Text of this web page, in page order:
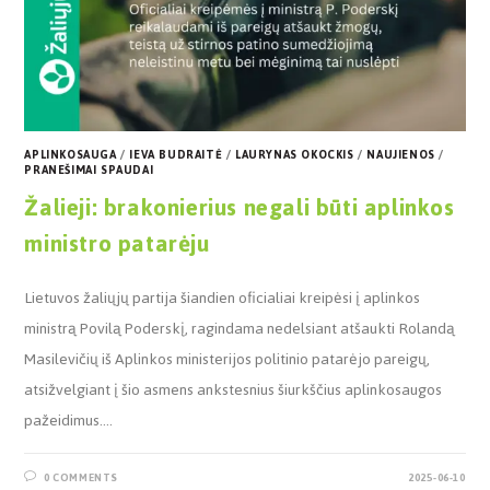
APLINKOSAUGA/ IEVA BUDRAITĖ/ LAURYNAS OKOCKIS/ NAUJIENOS/
PRANEŠIMAI SPAUDAI
Žalieji: brakonierius negali būti aplinkos
ministro patarėju
Lietuvos žaliųjų partija šiandien oficialiai kreipėsi į aplinkos
ministrą Povilą Poderskį, ragindama nedelsiant atšaukti Rolandą
Masilevičių iš Aplinkos ministerijos politinio patarėjo pareigų,
atsižvelgiant į šio asmens ankstesnius šiurkščius aplinkosaugos
pažeidimus.…
0 COMMENTS 2025-06-10